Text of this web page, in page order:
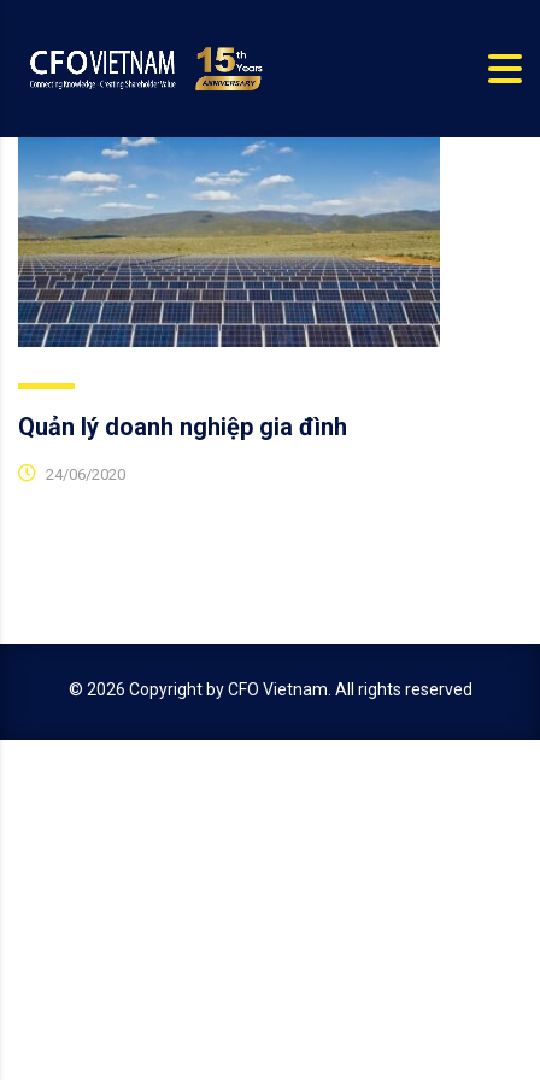
Quản lý doanh nghiệp gia đình
24/06/2020
© 2026 Copyright byCFO Vietnam . All rights reserved